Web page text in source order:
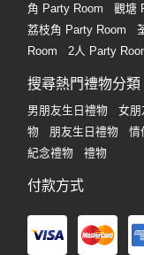
角 Party Room
觀塘
荔枝角 Party Room
Room
2人 Party
搜尋熱門禮物分類
男朋友生日禮物 女朋
物
朋友生日禮物 情
紀念禮物
禮物
付款方式